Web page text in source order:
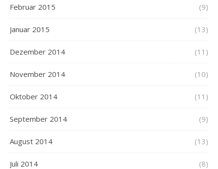
Februar 2015 (9)
Januar 2015 (13)
Dezember 2014 (11)
November 2014 (10)
Oktober 2014 (11)
September 2014 (9)
August 2014 (13)
Juli 2014 (8)